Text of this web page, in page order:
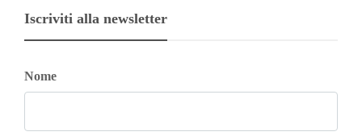
Iscriviti alla newsletter
Nome